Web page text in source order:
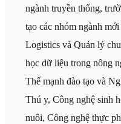
ngành truyền thống,
tạo các nhóm ngành
Logistics và Quản lý
học dữ liệu trong nông
Thế mạnh đào tạo và
Thú y, Công nghệ sinh
nuôi, Công nghệ thực